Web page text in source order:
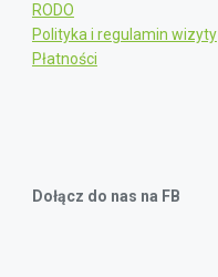
RODO
Polityka i regulamin wizyty
Płatności
Dołącz do nas na FB